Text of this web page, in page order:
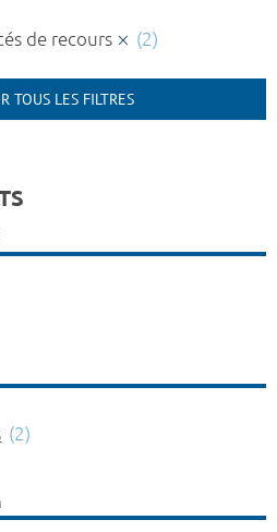
de recours (2)
TOUS LES FILTRES
(2)